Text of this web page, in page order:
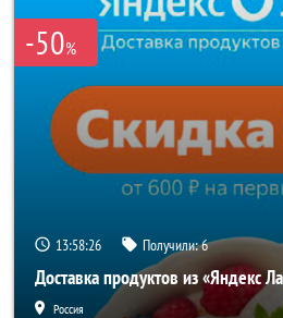
-50%
13:58:24 Получили:6
Доставка продуктов из «Яндекс
Россия